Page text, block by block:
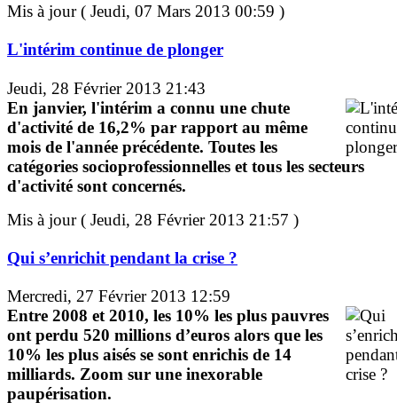
Mis à jour ( Jeudi, 07 Mars 2013 00:59 )
L'intérim continue de plonger
Jeudi, 28 Février 2013 21:43
En janvier, l'intérim a connu une chute
d'activité de 16,2% par rapport au même
mois de l'année précédente. Toutes les
catégories socioprofessionnelles et tous les secteurs
d'activité sont concernés.
Mis à jour ( Jeudi, 28 Février 2013 21:57 )
Qui s’enrichit pendant la crise ?
Mercredi, 27 Février 2013 12:59
Entre 2008 et 2010, les 10% les plus pauvres
ont perdu 520 millions d’euros alors que les
10% les plus aisés se sont enrichis de 14
milliards. Zoom sur une inexorable
paupérisation.